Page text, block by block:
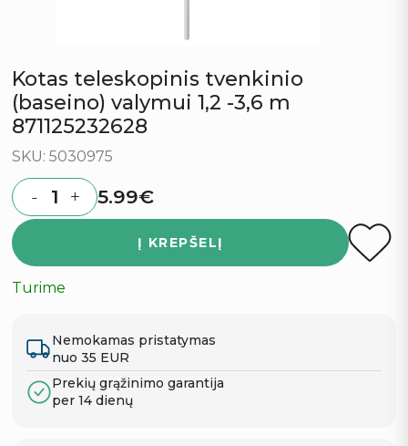
Kotas teleskopinis tvenkinio
(baseino) valymui 1,2 -3,6 m
871125232628
SKU: 5030975
Quantity
- + 5.99€
Į KREPŠELĮ
Turime
Nemokamas pristatymas
nuo 35 EUR
Prekių grąžinimo garantija
per 14 dienų